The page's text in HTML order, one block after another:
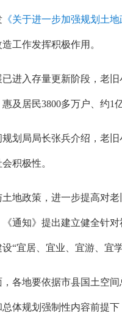
《关于进一步加强规划土
工作发挥积极作用。
进入存量更新阶段，老
及居民3800多万户、约1
划局局长张兵介绍，老
积极性。
土地政策，进一步提高对
通知》提出建立健全针
“宜居、宜业、宜游、宜
各地要依据市县国土空
体规划强制性内容前提